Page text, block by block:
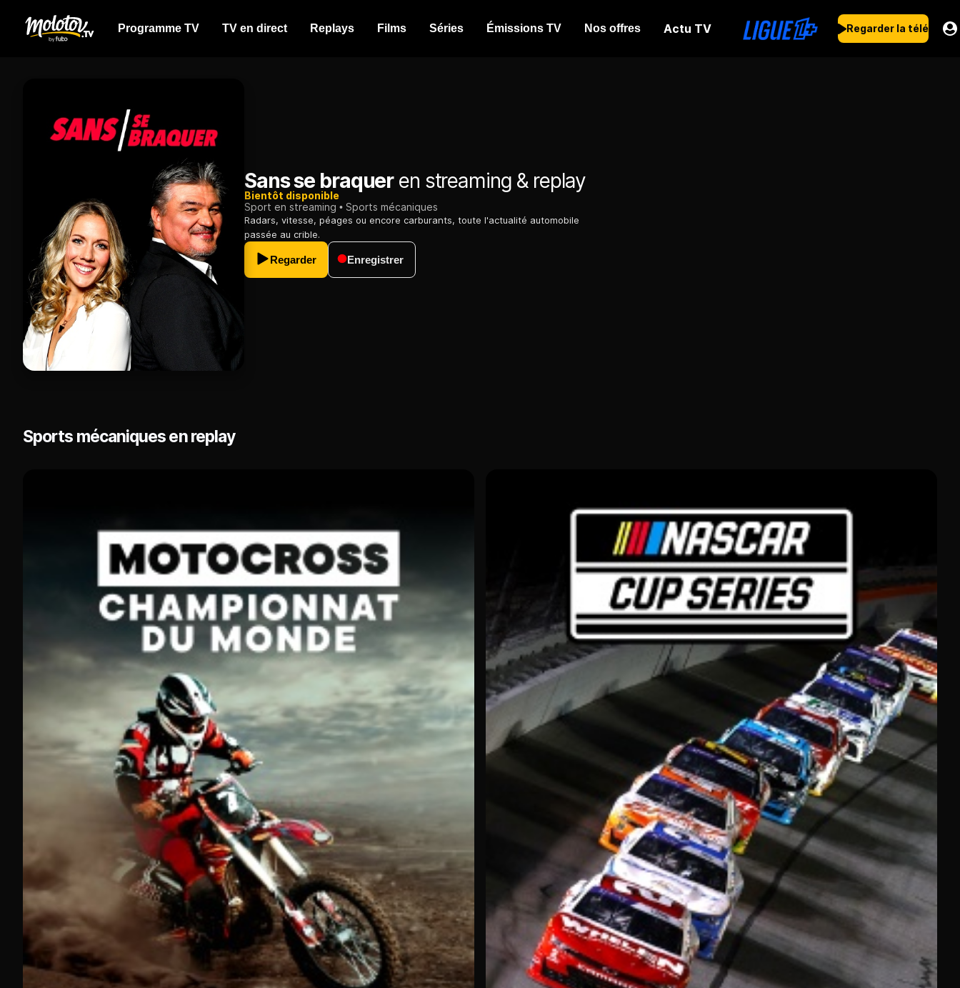
Programme TV TV en direct Replays Films Séries Émissions TV Nos offres Actu TV Regarder la télé
Sans se braqueren streaming & replay
Bientôt disponible
Sport en streaming
Sports mécaniques
Radars, vitesse, péages ou encore carburants, toute l'actualité automobile
passée au crible.
Regarder Enregistrer
Sports mécaniques en replay